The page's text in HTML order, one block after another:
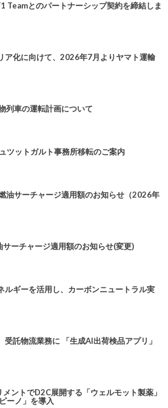
Teamとのパートナーシップ契約を締結しま
ア化に向けて、2026年7月よりヤマト運輸
列車の運転計画について
ツットガルト事務所移転のご案内
油サーチャージ適用額のお知らせ（2026年
ーチャージ適用額のお知らせ(変更)
ルギーを活用し、カーボンニュートラル実
託物流業務に 「生成AI出荷検品アプリ」
ントでD2C展開する「ウェルモット製薬」
ーノ」を導入